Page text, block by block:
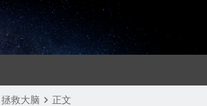
拯救大脑 正文